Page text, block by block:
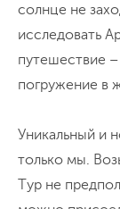
солнце не
исследовать
путешествие
погружение в
Уникальный и
только мы.
Тур не